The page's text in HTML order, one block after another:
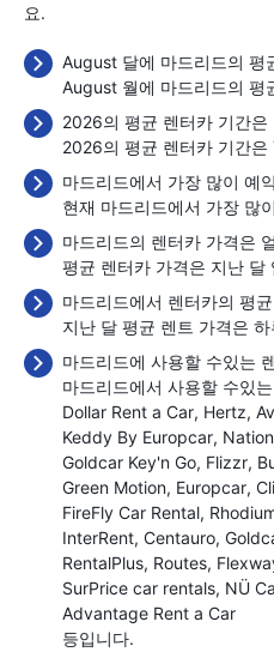
요.
August 달에 마드리드의 평
August 월에 마드리드의 평
2026의 평균 렌터카 기간은
2026의 평균 렌터카 기간은
마드리드에서 가장 많이 예
현재 마드리드에서 가장 많
마드리드의 렌터카 가격은
평균 렌터카 가격은 지난 달
마드리드에서 렌터카의 평
지난 달 평균 렌트 가격은 하
마드리드에 사용할 수있는
마드리드에서 사용할 수있
Dollar Rent a Car Hertz
Keddy By Europcar
Goldcar Key'n Go Flizzr
Green Motion Europcar
FireFly Car Rental
InterRent Centauro
RentalPlus Routes
SurPrice car rentals NÜ
Advantage Rent a Car
등입니다.